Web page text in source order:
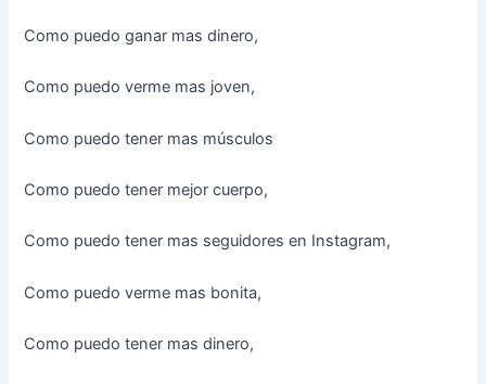
Como puedo ganar mas dinero,
Como puedo verme mas joven,
Como puedo tener mas músculos
Como puedo tener mejor cuerpo,
Como puedo tener mas seguidores en Instagram,
Como puedo verme mas bonita,
Como puedo tener mas dinero,